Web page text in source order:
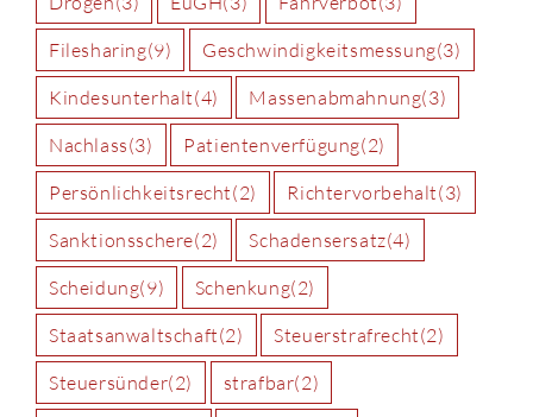
Filesharing(9) Geschwindigkeitsmessung(3)
Kindesunterhalt(4) Massenabmahnung(3)
Nachlass(3) Patientenverfügung(2)
Persönlichkeitsrecht(2) Richtervorbehalt(3)
Sanktionsschere(2) Schadensersatz(4)
Scheidung(9) Schenkung(2)
Staatsanwaltschaft(2) Steuerstrafrecht(2)
Steuersünder(2) strafbar(2)